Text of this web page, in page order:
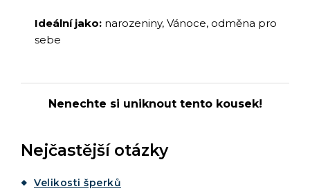
Ideální jako: narozeniny, Vánoce, odměna pro
sebe
Nenechte si uniknout tento kousek!
Nejčastější otázky
Velikosti šperků